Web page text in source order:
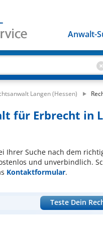
Anwalt-
Langen (Hessen)
für Erbrecht in
Ihrer Suche nach dem
und unverbindlich.
Kontaktformular.
Teste Dein